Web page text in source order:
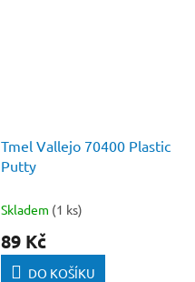
Tmel Vallejo 70400 Plastic
Putty
Skladem (1 ks)
89 Kč
DO KOŠÍKU